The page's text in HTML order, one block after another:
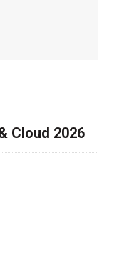
Cloud 2026